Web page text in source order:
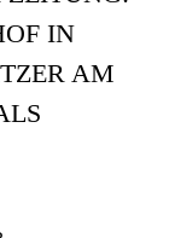
IN
AM